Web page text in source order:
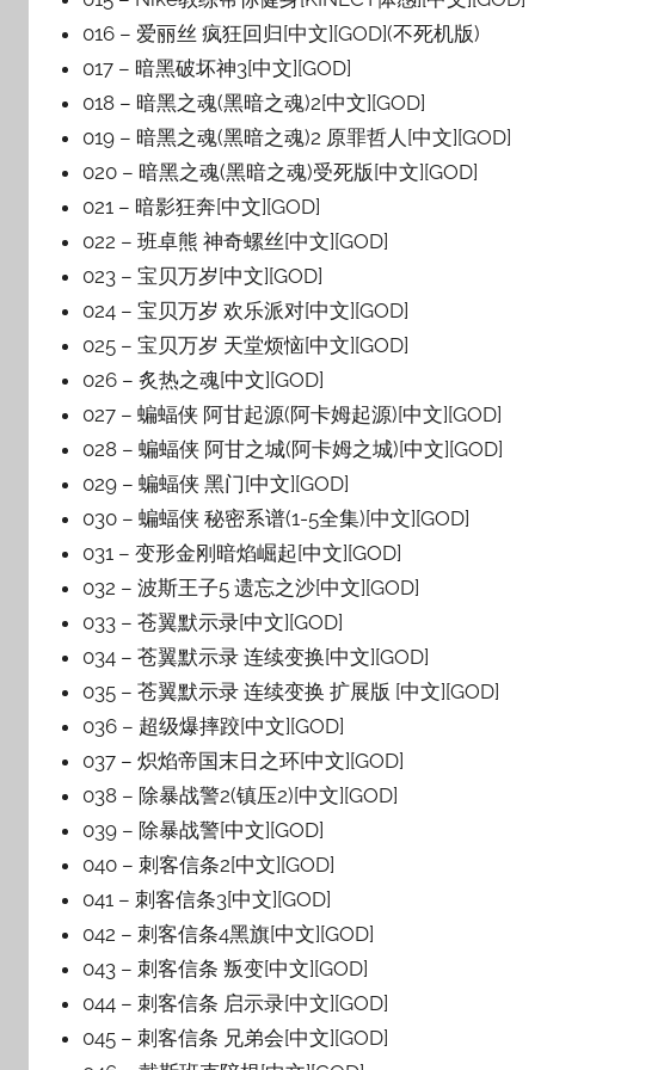
016 – 爱丽丝 疯狂回归[中文][GOD](不死机版)
017 – 暗黑破坏神3[中文][GOD]
018 – 暗黑之魂(黑暗之魂)2[中文][GOD]
019 – 暗黑之魂(黑暗之魂)2 原罪哲人[中文][GOD]
020 – 暗黑之魂(黑暗之魂)受死版[中文][GOD]
021 – 暗影狂奔[中文][GOD]
022 – 班卓熊 神奇螺丝[中文][GOD]
023 – 宝贝万岁[中文][GOD]
024 – 宝贝万岁 欢乐派对[中文][GOD]
025 – 宝贝万岁 天堂烦恼[中文][GOD]
026 – 炙热之魂[中文][GOD]
027 – 蝙蝠侠 阿甘起源(阿卡姆起源)[中文][GOD]
028 – 蝙蝠侠 阿甘之城(阿卡姆之城)[中文][GOD]
029 – 蝙蝠侠 黑门[中文][GOD]
030 – 蝙蝠侠 秘密系谱(1-5全集)[中文][GOD]
031 – 变形金刚暗焰崛起[中文][GOD]
032 – 波斯王子5 遗忘之沙[中文][GOD]
033 – 苍翼默示录[中文][GOD]
034 – 苍翼默示录 连续变换[中文][GOD]
035 – 苍翼默示录 连续变换 扩展版 [中文][GOD]
036 – 超级爆摔跤[中文][GOD]
037 – 炽焰帝国末日之环[中文][GOD]
038 – 除暴战警2(镇压2)[中文][GOD]
039 – 除暴战警[中文][GOD]
040 – 刺客信条2[中文][GOD]
041 – 刺客信条3[中文][GOD]
042 – 刺客信条4黑旗[中文][GOD]
043 – 刺客信条 叛变[中文][GOD]
044 – 刺客信条 启示录[中文][GOD]
045 – 刺客信条 兄弟会[中文][GOD]